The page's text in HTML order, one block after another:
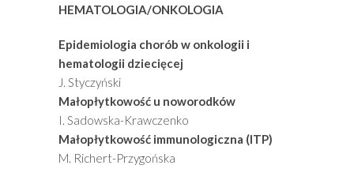
HEMATOLOGIA/ONKOLOGIA
Epidemiologia chorób w onkologii i
hematologii dziecięcej
J. Styczyński
Małopłytkowość u noworodków
I. Sadowska-Krawczenko
Małopłytkowość immunologiczna (ITP)
M. Richert-Przygońska